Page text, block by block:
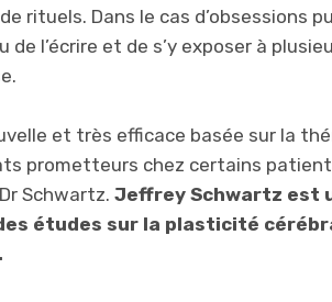
rituels. Dans le cas d’obsessions
de l’écrire et de s’y exposer à
et très efficace basée sur la
prometteurs chez certains
Schwartz. Jeffrey Schwartz est
études sur la plasticité